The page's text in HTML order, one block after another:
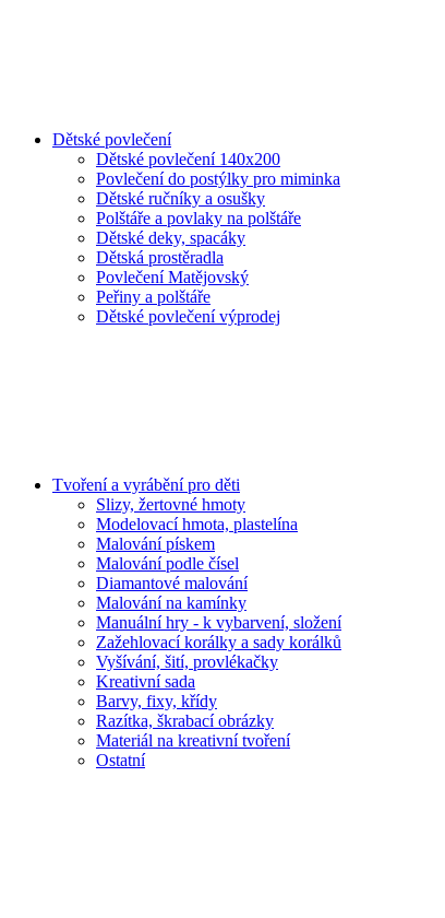
Dětské povlečení
Dětské povlečení 140x200
Povlečení do postýlky pro miminka
Dětské ručníky a osušky
Polštáře a povlaky na polštáře
Dětské deky, spacáky
Dětská prostěradla
Povlečení Matějovský
Peřiny a polštáře
Dětské povlečení výprodej
Tvoření a vyrábění pro děti
Slizy, žertovné hmoty
Modelovací hmota, plastelína
Malování pískem
Malování podle čísel
Diamantové malování
Malování na kamínky
Manuální hry - k vybarvení, složení
Zažehlovací korálky a sady korálků
Vyšívání, šití, provlékačky
Kreativní sada
Barvy, fixy, křídy
Razítka, škrabací obrázky
Materiál na kreativní tvoření
Ostatní